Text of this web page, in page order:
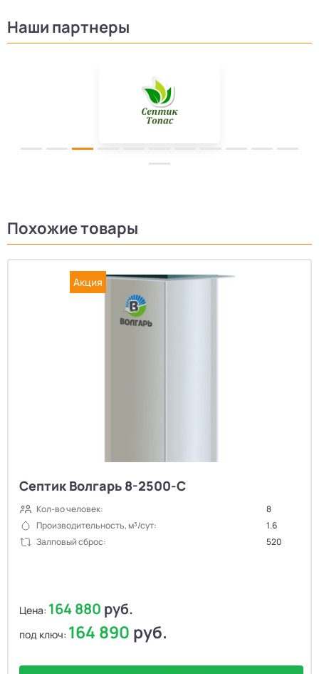
Наши партнеры
Похожие товары
Акция
Септик Волгарь 8-2500-С
Кол-во человек:
8
Производительность, м³/сут:
1.6
Залповый сброс:
520
Цена: 164 880 руб.
под ключ: 164 890 руб.